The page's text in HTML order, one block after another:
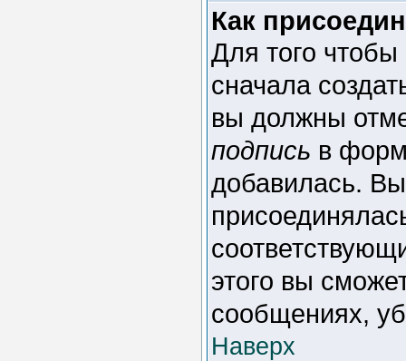
Как
Для того
сначала
вы должны
подпись в
добавилась.
этого вы
сообщениях,
Наверх